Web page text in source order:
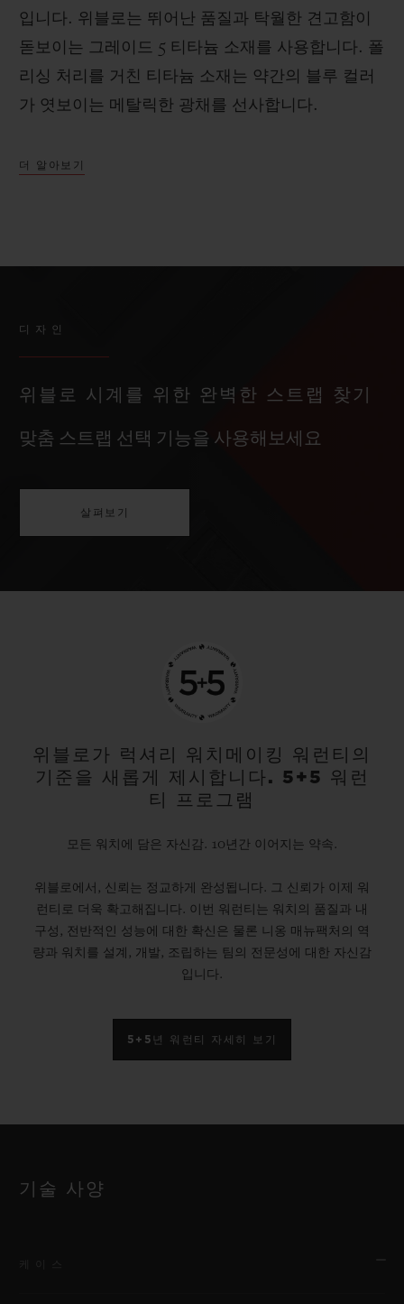
입니다. 위블로는 뛰어난 품질과 탁월한 견고함이
돋보이는 그레이드 5 티타늄 소재를 사용합니다. 폴
리싱 처리를 거친 티타늄 소재는 약간의 블루 컬러
가 엿보이는 메탈릭한 광채를 선사합니다.
더 알아보기
디자인
위블로 시계를 위한 완벽한 스트랩 찾기
맞춤 스트랩 선택 기능을 사용해보세요
살펴보기
위블로가 럭셔리 워치메이킹 워런티의
기준을 새롭게 제시합니다. 5+5 워런
티 프로그램
모든 워치에 담은 자신감. 10년간 이어지는 약속.
위블로에서, 신뢰는 정교하게 완성됩니다. 그 신뢰가 이제 워
런티로 더욱 확고해집니다. 이번 워런티는 워치의 품질과 내
구성, 전반적인 성능에 대한 확신은 물론 니옹 매뉴팩처의 역
량과 워치를 설계, 개발, 조립하는 팀의 전문성에 대한 자신감
입니다.
5+5년 워런티 자세히 보기
기술 사양